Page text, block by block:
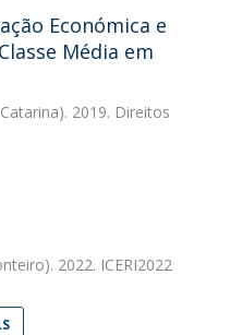
Económica e
Média em
2019. Direitos
2022. ICERI2022